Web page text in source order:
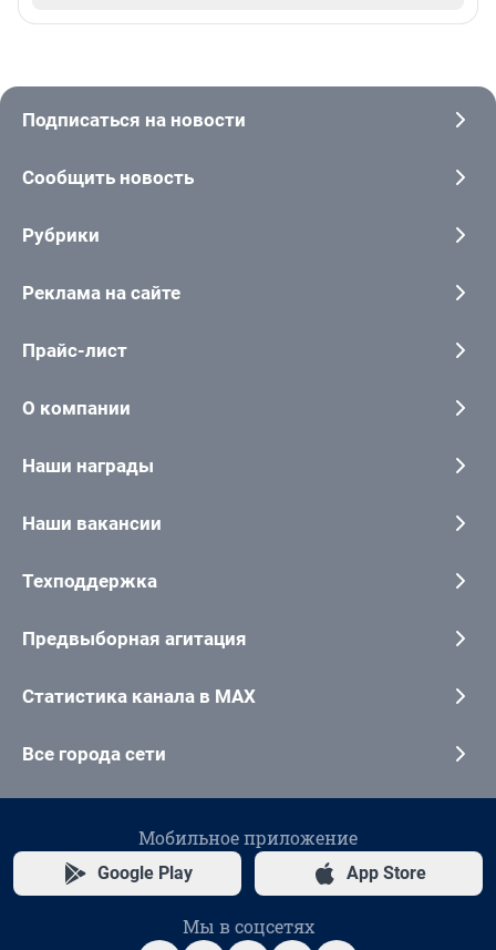
Подписаться на новости
Сообщить новость
Рубрики
Реклама на сайте
Прайс-лист
О компании
Наши награды
Наши вакансии
Техподдержка
Предвыборная агитация
Статистика канала в MAX
Все города сети
Мобильное приложение
Google Play App Store
Мы в соцсетях